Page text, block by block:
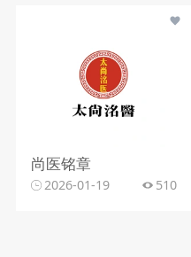
尚医铭章
2026-01-19 510